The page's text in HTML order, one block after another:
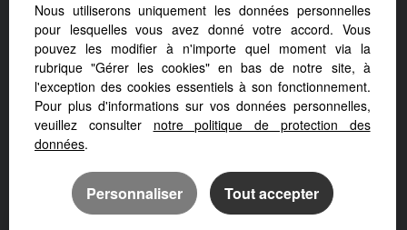
PC, votre tablette ou votre smartphone, notre site s’adapte
automatiquement aux différents types d'écrans
Logiciel de transaction
Création site internet
Référencement immobilier
Nous utiliserons uniquement les données personnelles
pour lesquelles vous avez donné votre accord. Vous
pouvez les modifier à n'importe quel moment via la
rubrique "Gérer les cookies" en bas de notre site, à
l'exception des cookies essentiels à son fonctionnement.
Pour plus d'informations sur vos données personnelles,
veuillez consulter notre politique de protection des
données.
Personnaliser Tout accepter